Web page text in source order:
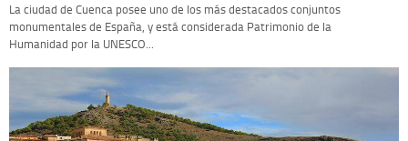
La ciudad de Cuenca posee uno de los más destacados conjuntos
monumentales de España, y está considerada Patrimonio de la
Humanidad por la UNESCO...